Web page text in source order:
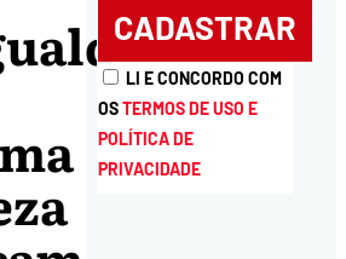
LI E CONCORDO COM
OSTERMOS DE USO E
POLÍTICA DE
PRIVACIDADE